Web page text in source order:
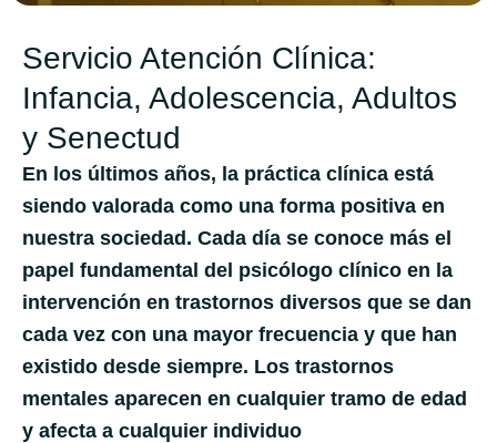
Servicio Atención Clínica:
Infancia, Adolescencia, Adultos
y Senectud
En los últimos años, la práctica clínica está
siendo valorada como una forma positiva en
nuestra sociedad. Cada día se conoce más el
papel fundamental del psicólogo clínico en la
intervención en trastornos diversos que se dan
cada vez con una mayor frecuencia y que han
existido desde siempre. Los trastornos
mentales aparecen en cualquier tramo de edad
y afecta a cualquier individuo